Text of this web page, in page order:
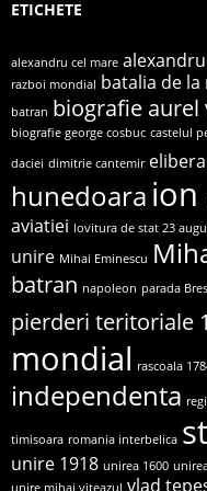
ETICHETE
alexandru cel mare
razboi mondial batalia de la
batran biografie aurel
biografie george cosbuc castelul
daciei dimitrie cantemir
hunedoara ion
aviatiei lovitura de stat 23
unire Mihai Eminescu
batran napoleon parada
pierderi teritoriale
mondial rascoala
independenta
timisoara romania interbelica
unire 1918 unirea 1600
unire mihai viteazul vlad